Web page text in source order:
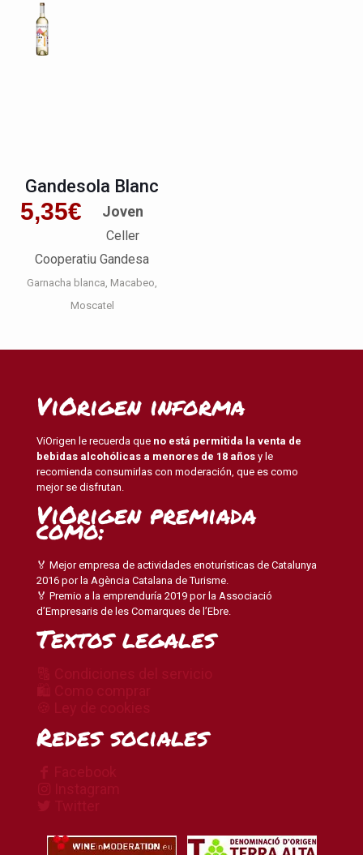
Gandesola Blanc
5,35€ Joven
Celler
Cooperatiu Gandesa
Garnacha blanca Macabeo
Moscatel
ViOrigen informa
ViOrigen le recuerda que no está permitida la venta de
bebidas alcohólicas a menores de 18 años y le
recomienda consumirlas con moderación, que es como
mejor se disfrutan.
ViOrigen premiada
como:
🏅 Mejor empresa de actividades enoturísticas de Catalunya
2016 por la Agència Catalana de Turisme.
🏅 Premio a la emprenduría 2019 por la Associació
d’Empresaris de les Comarques de l’Ebre.
Textos legales
Redes sociales